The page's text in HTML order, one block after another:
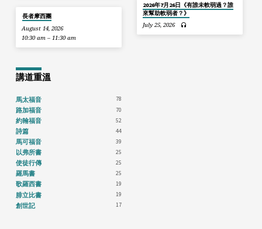
長者摩西團
August 14, 2026
10:30 am – 11:30 am
2026年7月26日《有誰未軟弱過？誰
來幫助軟弱者？》
July 25, 2026
講道重溫
馬太福音 78
路加福音 70
約翰福音 52
詩篇 44
馬可福音 39
以弗所書 25
使徒行傳 25
羅馬書 25
歌羅西書 19
腓立比書 19
創世記 17